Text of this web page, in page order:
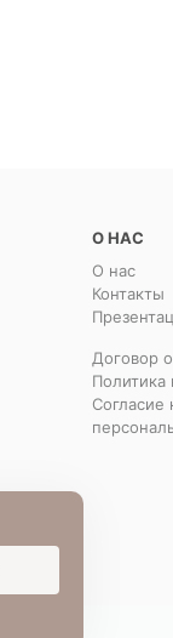
О НАС
О нас
Контакты
Договор
Политика
Согласие